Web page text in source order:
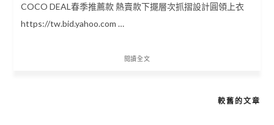
COCO DEAL春季推薦款 熱賣款下擺層次抓摺設計圓領上衣
https://tw.bid.yahoo.com …
閱讀全文
較舊的文章